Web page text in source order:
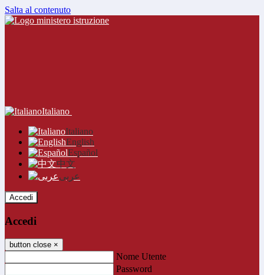
Salta al contenuto
Italiano
Italiano
English
Español
中文
عربى
Accedi
Accedi
button close ×
Nome Utente
Password